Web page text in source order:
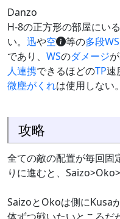
Danzo
H-8の正方形の部屋にい
い。 迅や空 等の多段WS
であり、 WSのダメージ
人連携できるほどのTP速
微塵がくれは使用しない。
攻略
全ての敵の配置が毎回固
りに進むと、
SaizoとOkoは側にKusa